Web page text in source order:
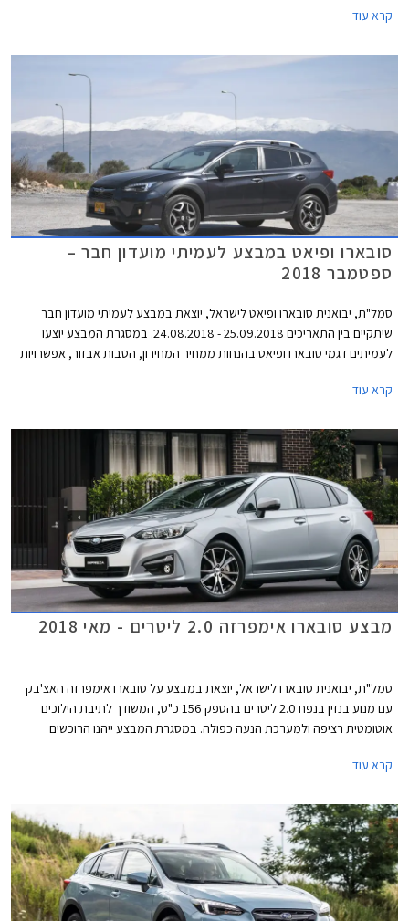
קרא עוד
סובארו ופיאט במבצע לעמיתי מועדון חבר –
ספטמבר 2018
סמל"ת, יבואנית סובארו ופיאט לישראל, יוצאת במבצע לעמיתי מועדון חבר
שיתקיים בין התאריכים 25.09.2018 - 24.08.2018. במסגרת המבצע יוצעו
לעמיתים דגמי סובארו ופיאט בהנחות ממחיר המחירון, הטבות אבזור, אפשרויות
המבצע יתקיים בכל סוכנויות פיאט וסובארו ברחבי הארץ, וגם ביריד מועדון חבר
קרא עוד
מבצע סובארו אימפרזה 2.0 ליטרים - מאי 2018
סמל"ת, יבואנית סובארו לישראל, יוצאת במבצע על סובארו אימפרזה האצ'בק
עם מנוע בנזין בנפח 2.0 ליטרים בהספק 156 כ"ס, המשודך לתיבת הילוכים
אוטומטית רציפה ולמערכת הנעה כפולה. במסגרת המבצע ייהנו הרוכשים
קרא עוד